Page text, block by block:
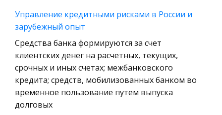
кредитные отношения
Конституционное (государственное) право
зарубежных стран
Муниципальное право России
Радиоэлектроника
Право
Физкультура и Спорт
Управление кредитными рисками в России и
зарубежный опыт
Средства банка формируются за счет
клиентских денег на расчетных, текущих,
срочных и иных счетах; межбанковского
кредита; средств, мобилизованных банком во
временное пользование путем выпуска
долговых